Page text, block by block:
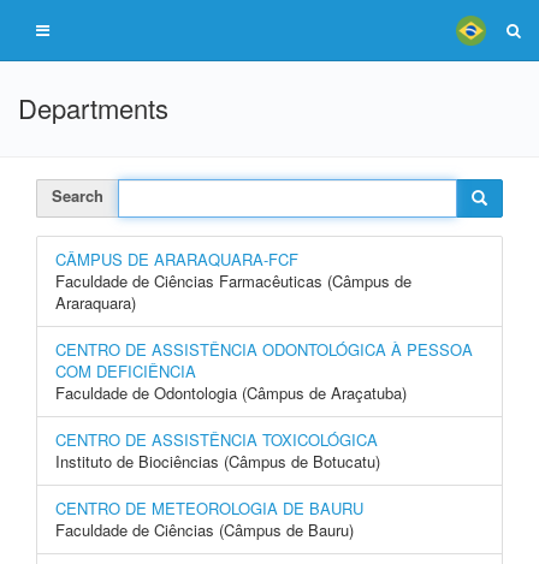
Departments
Search
CÂMPUS DE ARARAQUARA-FCF
Faculdade de Ciências Farmacêuticas (Câmpus de
Araraquara)
CENTRO DE ASSISTÊNCIA ODONTOLÓGICA À PESSOA
COM DEFICIÊNCIA
Faculdade de Odontologia (Câmpus de Araçatuba)
CENTRO DE ASSISTÊNCIA TOXICOLÓGICA
Instituto de Biociências (Câmpus de Botucatu)
CENTRO DE METEOROLOGIA DE BAURU
Faculdade de Ciências (Câmpus de Bauru)